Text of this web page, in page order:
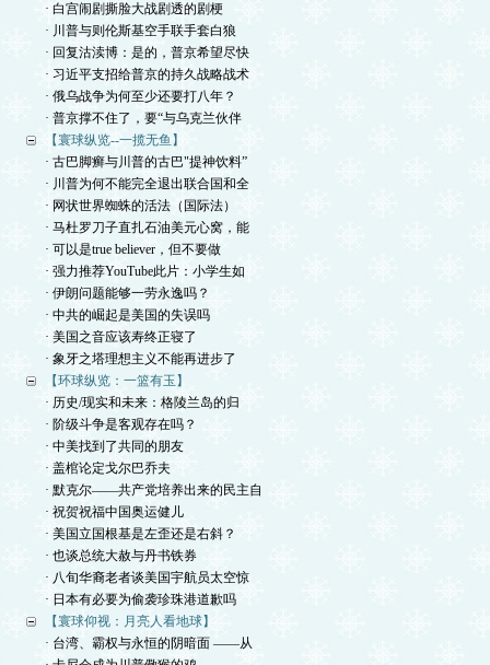
· 白宫闹剧撕脸大战剧透的剧梗
· 川普与则伦斯基空手联手套白狼
· 回复沽渎博：是的，普京希望尽快
· 习近平支招给普京的持久战略战术
· 俄乌战争为何至少还要打八年？
· 普京撑不住了，要“与乌克兰伙伴
【寰球纵览--一揽无鱼】
· 古巴脚癣与川普的古巴"提神饮料”
· 川普为何不能完全退出联合国和全
· 网状世界蜘蛛的活法（国际法）
· 马杜罗刀子直扎石油美元心窝，能
· 可以是true believer，但不要做
· 强力推荐YouTube此片：小学生如
· 伊朗问题能够一劳永逸吗？
· 中共的崛起是美国的失误吗
· 美国之音应该寿终正寝了
· 象牙之塔理想主义不能再进步了
【环球纵览：一篮有玉】
· 历史/现实和未来：格陵兰岛的归
· 阶级斗争是客观存在吗？
· 中美找到了共同的朋友
· 盖棺论定戈尔巴乔夫
· 默克尔——共产党培养出来的民主自
· 祝贺祝福中国奥运健儿
· 美国立国根基是左歪还是右斜？
· 也谈总统大赦与丹书铁券
· 八旬华裔老者谈美国宇航员太空惊
· 日本有必要为偷袭珍珠港道歉吗
【寰球仰视：月亮人看地球】
· 台湾、霸权与永恒的阴暗面 ——从